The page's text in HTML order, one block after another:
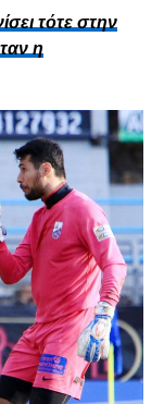
τότε στην
η